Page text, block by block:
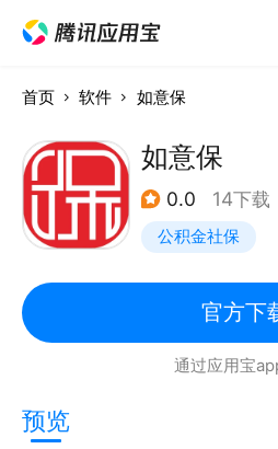
首页 软件 如意保
如意保
0.0 14下载
公积金社保
官方下
通过应用宝
预览